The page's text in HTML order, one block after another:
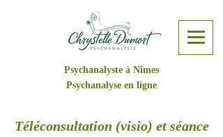
Psychanalyste à Nîmes
Psychanalyse en ligne
Téléconsultation (visio) et séance